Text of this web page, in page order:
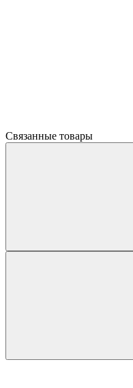
Связанные товары